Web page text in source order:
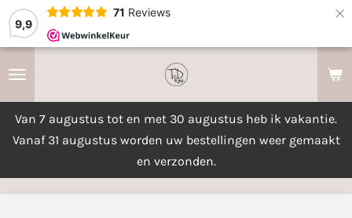
9,9
71 Reviews ×
Van 7 augustus tot en met 30 augustus heb ik vakantie.
Vanaf 31 augustus worden uw bestellingen weer gemaakt
en verzonden.